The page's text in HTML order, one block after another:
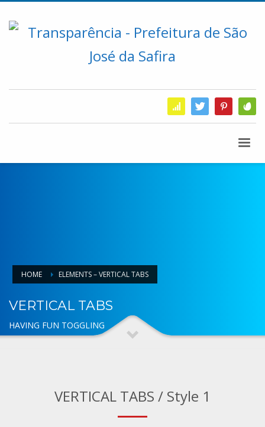
HOME ELEMENTS – VERTICAL TABS
VERTICAL TABS
HAVING FUN TOGGLING
VERTICAL TABS / Style 1